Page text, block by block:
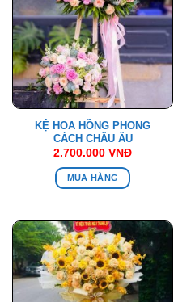
KỆ HOA HỒNG PHONG
CÁCH CHÂU ÂU
2.700.000 VNĐ
MUA HÀNG